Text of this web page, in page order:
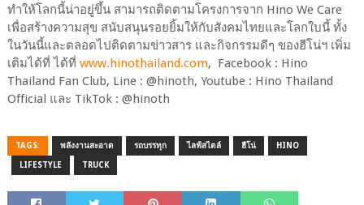
ทำให้โลกนี้น่าอยู่ขึ้น สามารถติดตามโครงการจาก Hino We Care
เพื่อสร้างความสุข สนับสนุนรอยยิ้มให้กับสังคมไทยและโลกใบนี้ ทั้ง
ในวันนี้และตลอดไปติดตามข่าวสาร และกิจกรรมดีๆ ของฮีโน่ฯ เพิ่ม
เติมได้ที่ ได้ที่ www.hinothailand.com, Facebook : Hino
Thailand Fan Club, Line : @hinoth, Youtube : Hino Thailand
Official และ TikTok : @hinoth
TAGS: พลังงานสะอาด รถบรรทุก ไลฟ์สไตล์ ฮีโน่ HINO
LIFESTYLE TRUCK